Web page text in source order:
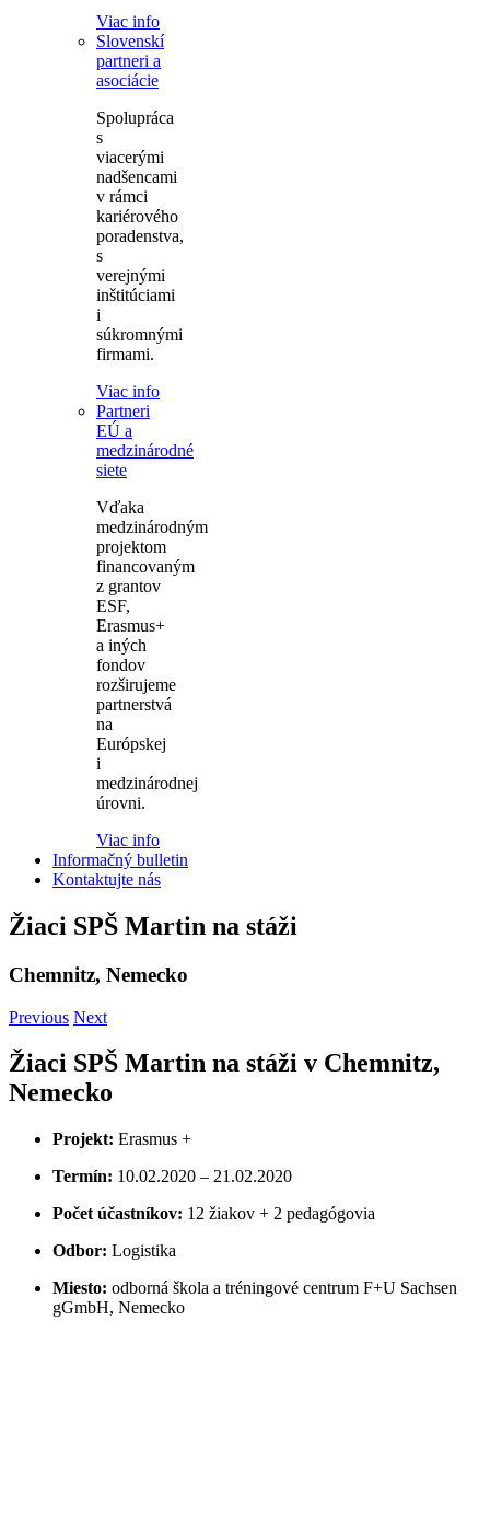
Viac info
Slovenskí
partneri a
asociácie
Spolupráca
s
viacerými
nadšencami
v rámci
kariérového
poradenstva,
s
verejnými
inštitúciami
i
súkromnými
firmami.
Viac info
Partneri
EÚ a
medzinárodné
siete
Vďaka
medzinárodným
projektom
financovaným
z grantov
ESF,
Erasmus+
a iných
fondov
rozširujeme
partnerstvá
na
Európskej
i
medzinárodnej
úrovni.
Viac info
Informačný bulletin
Kontaktujte nás
Žiaci SPŠ Martin na stáži
Chemnitz, Nemecko
Previous Next
Žiaci SPŠ Martin na stáži v Chemnitz,
Nemecko
Projekt: Erasmus +
Termín: 10.02.2020 – 21.02.2020
Počet účastníkov: 12 žiakov + 2 pedagógovia
Odbor: Logistika
Miesto: odborná škola a tréningové centrum F+U Sachsen
gGmbH, Nemecko